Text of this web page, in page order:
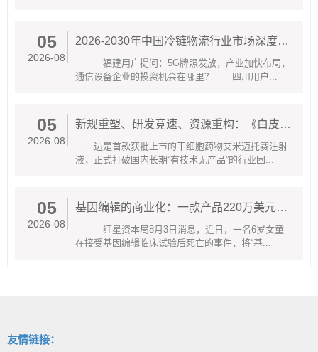
05
2026-08
2026-2030年中国冷链物流行业市场深度调研及并购重组机会与投融资战略研究
福建用户提问：5G牌照发放，产业加快布局，
通信设备企业的投资机会在哪里？ 四川用户...
05
2026-08
新规重塑、研发竞速、资源重构：《白皮书》透视中国干细胞产业规范化发展关键一跃
一边是首款获批上市的干细胞药物艾米迈托赛注射
液，正式打破国内长期“有技术无产品”的行业困...
05
2026-08
基因编辑的商业化：一款产品220万美元A股超20家概念股但多数只卖工具
红星资本局8月3日消息，近日，一名6岁女童
在接受基因编辑临床试验后死亡的事件，将“基...
友情链接：